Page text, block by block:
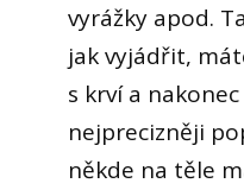
vyrážky apod.
jak vyjádřit,
s krví a
nejprecizněji
někde na těle